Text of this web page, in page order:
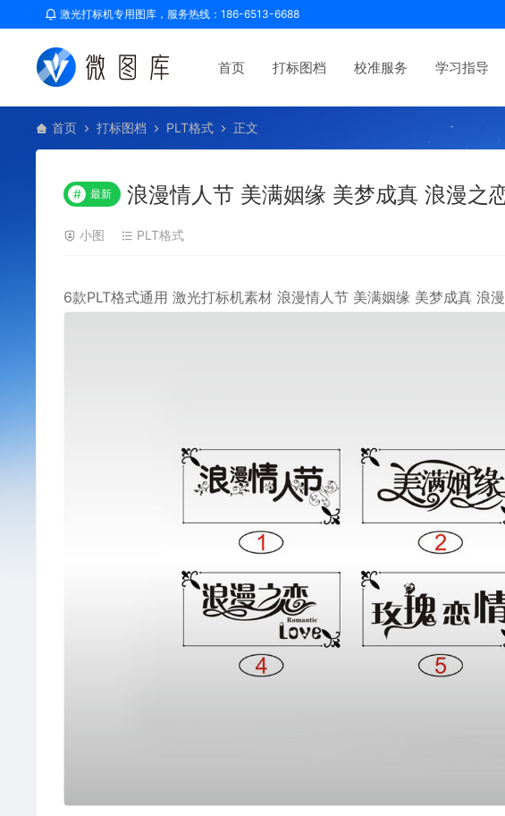
激光打标机专用图库，服务热线：186-6513-6688
首页 打标图档 校准服务 学习指导
首页 打标图档 PLT格式 正文
# 最新 浪漫情人节 美满姻缘 美梦成真 浪漫之
小图 PLT格式
6款PLT格式通用 激光打标机素材 浪漫情人节 美满姻缘 美梦成真 浪